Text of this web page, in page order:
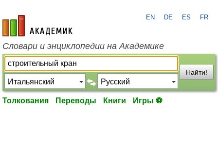
academic.ru
EN DE ES FR
Словари и энциклопедии на Академике
Найти!
Толкования Переводы Книги Игры ⚽